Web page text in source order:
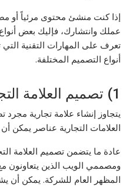
إذا كنت منشئ محتوى مرئياً أو
عملك وانتشارك، فإليك بعض
تعرف على المهارات التقنية
أنواع التصميم المختلفة.
1) تصميم العلامة التجارية
يتجاوز إنشاء علامة تجارية
العلامات التجارية عناصر يمكن
عادة ما يتضمن تصميم العلامة
ومصممي الويب الذين يتعاونون
المظهر العام للشركة. يمكن أن